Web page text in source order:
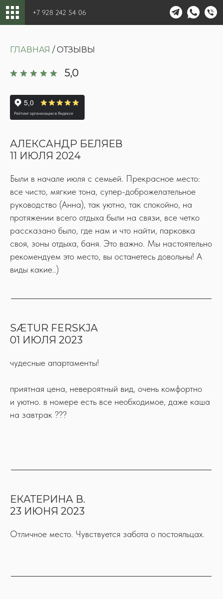
+7 928 242 54 06
ГЛАВНАЯ / ОТЗЫВЫ
5,0
АЛЕКСАНДР БЕЛЯЕВ
11 ИЮЛЯ 2024
Были в начале июля с семьей. Прекрасное место:
все чисто, мягкие тона, супер-доброжелательное
руководство (Анна), так уютно, так спокойно, на
протяжении всего отдыха были на связи, все четко
рассказано было, где нам и что найти, парковка
своя, зоны отдыха, баня. Это важно. Мы настоятельно
рекомендуем это место, вы останетесь довольны! А
виды какие..)
SÆTUR FERSKJA
01 ИЮЛЯ 2023
чудесные апартаменты!
приятная цена, невероятный вид, очень комфортно
и уютно. в номере есть все необходимое, даже каша
на завтрак ???
ЕКАТЕРИНА В.
23 ИЮНЯ 2023
Отличное место. Чувствуется забота о постояльцах.